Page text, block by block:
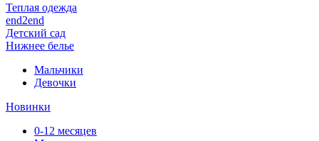
Теплая одежда
end2end
Детский сад
Нижнее белье
Мальчики
Девочки
Новинки
0-12 месяцев